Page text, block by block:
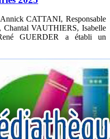
CATTANI, Responsable
Chantal VAUTHIERS, Isabelle
GUERDER a établi un